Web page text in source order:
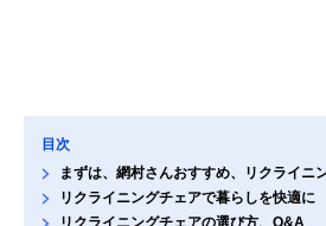
目次
まずは、網村さんおすすめ、リクライニ
リクライニングチェアで暮らしを快適に
リクライニングチェアの選び方、Q&A